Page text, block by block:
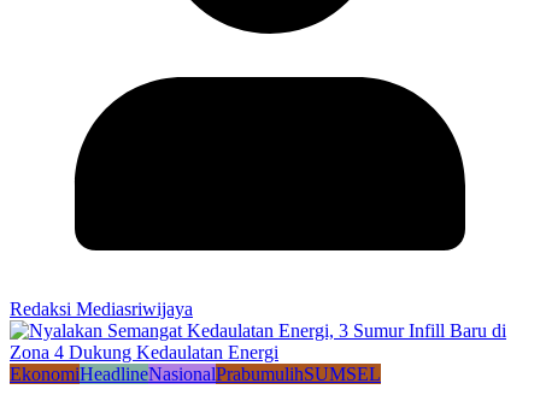
Redaksi Mediasriwijaya
EkonomiHeadlineNasionalPrabumulihSUMSEL